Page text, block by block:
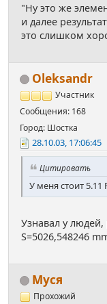
"Ну это же
и далее
это слишком
Oleksandr
Участник
Сообщения: 168
Город: Шостка
28.10.03, 17:06:45
Цитировать
У меня стоит 5.11
Узнавал у
S=5026,548246
Муся
Прохожий